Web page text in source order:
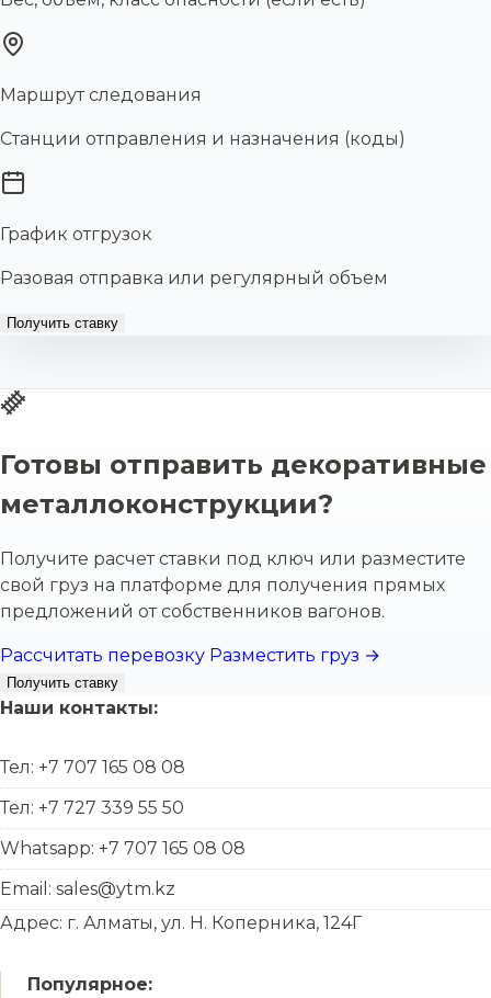
Маршрут следования
Станции отправления и назначения (коды)
График отгрузок
Разовая отправка или регулярный объем
Получить ставку
Готовы отправить декоративные
металлоконструкции?
Получите расчет ставки под ключ или разместите
свой груз на платформе для получения прямых
предложений от собственников вагонов.
Рассчитать перевозку Разместить груз →
Получить ставку
Наши контакты:
Тел: +7 707 165 08 08
Тел: +7 727 339 55 50
Whatsapp: +7 707 165 08 08
Email: sales@ytm.kz
Адрес: г. Алматы, ул. Н. Коперника, 124Г
Популярное: